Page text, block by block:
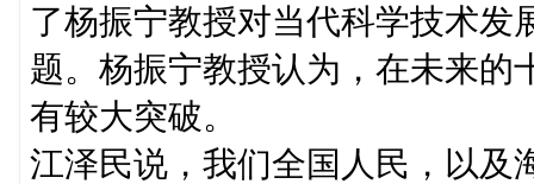
了杨振宁教授对当代科学技术发
题。杨振宁教授认为，在未来的
有较大突破。
江泽民说，我们全国人民，以及